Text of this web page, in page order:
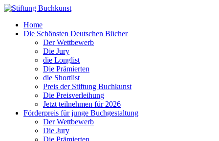
Home
Die Schönsten Deutschen Bücher
Der Wettbewerb
Die Jury
die Longlist
Die Prämierten
die Shortlist
Preis der Stiftung Buchkunst
Die Preisverleihung
Jetzt teilnehmen für 2026
Förderpreis für junge Buchgestaltung
Der Wettbewerb
Die Jury
Die Prämierten